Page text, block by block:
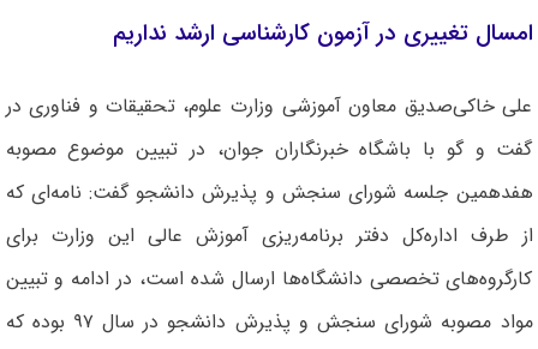
امسال تغییری در آزمون کارشناسی ارشد نداریم
علی خاکی‌صدیق معاون آموزشی وزارت علوم، تحقیقات و فناوری در
گفت و گو با باشگاه خبرنگاران جوان، در تبیین موضوع مصوبه
هفدهمین جلسه شورای سنجش و پذیرش دانشجو گفت: نامه‌ای که
از طرف اداره‌کل دفتر برنامه‌ریزی آموزش عالی این وزارت برای
کارگروه‌های تخصصی دانشگاه‌ها ارسال شده است، در ادامه و تبیین
مواد مصوبه‌ شورای سنجش و پذیرش دانشجو در سال ۹۷ بوده که